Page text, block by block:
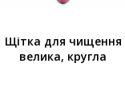
Щітка для чищення
велика, кругла